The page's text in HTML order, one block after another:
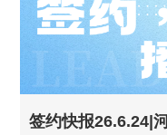
旨在依托国产工业
术，精准破解传统
临的图纸识别依赖人